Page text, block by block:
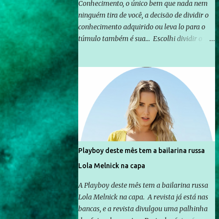
Conhecimento, o único bem que nada nem
ninguém tira de você, a decisão de dividir o
conhecimento adquirido ou leva lo para o
túmulo também é sua... Escolhi dividir o
mais e mais pessoas terem acesso a
educação e ao conhecimento. Não sou
Professor, a mais nobre das profissões, mas
tento ser um empreendedor da
comunicação, que além de informação
cotidiana, corriqueira e cada vez mais
preocupantes, do tipo que você já esta
acostumado a ver neste espaço, vou
trabalhar a ideia que possibilite distribuir
consistente a riqueza do conhecimento...
Exemplo: o cidadão brasileiro não precisa só
ser informado sobre operações da Lava Jato,
Playboy deste mês tem a bailarina russa
Lola Melnick na capa
A Playboy deste mês tem a bailarina russa
Lola Melnick na capa. A revista já está nas
bancas, e a revista divulgou uma palhinha